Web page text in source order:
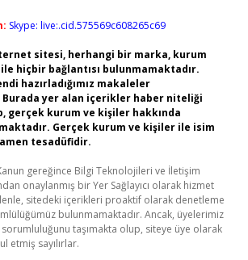
Skype: live:.cid.575569c608265c69
sitesi, herhangi bir marka, kurum
hiçbir bağlantısı bulunmamaktadır.
hazırladığımız makaleler
Burada yer alan içerikler haber niteliği
gerçek kurum ve kişiler hakkında
Gerçek kurum ve kişiler ile isim
tesadüfidir.
gereğince Bilgi Teknolojileri ve İletişim
onaylanmış bir Yer Sağlayıcı olarak hizmet
sitedeki içerikleri proaktif olarak denetleme
bulunmamaktadır. Ancak, üyelerimiz
sorumluluğunu taşımakta olup, siteye üye olarak
etmiş sayılırlar.